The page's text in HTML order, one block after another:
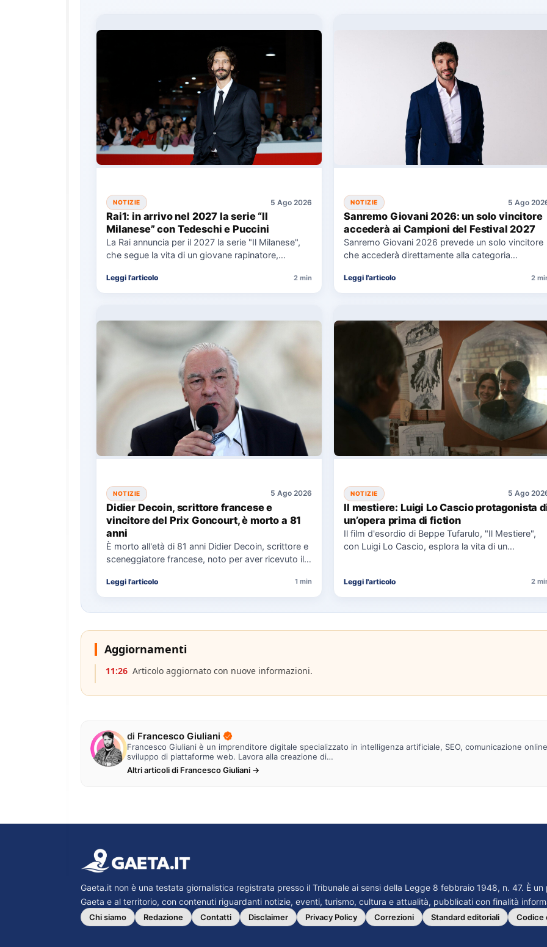
NOTIZIE 5 Ago 2026
Rai1: in arrivo nel 2027 la serie “Il
Milanese” con Tedeschi e Puccini
La Rai annuncia per il 2027 la serie "Il Milanese",
che segue la vita di un giovane rapinatore,…
Leggi l'articolo 2 min
NOTIZIE 5 Ago
Sanremo Giovani 2026: un solo vincitore
accederà ai Campioni del Festival 2027
Sanremo Giovani 2026 prevede un solo vincitore
che accederà direttamente alla categoria
Leggi l'articolo 2
NOTIZIE 5 Ago 2026
Didier Decoin, scrittore francese e
vincitore del Prix Goncourt, è morto a 81
anni
È morto all'età di 81 anni Didier Decoin, scrittore e
sceneggiatore francese, noto per aver ricevuto il
Leggi l'articolo 1 min
NOTIZIE 5 Ago
Il mestiere: Luigi Lo Cascio protagonista
un’opera prima di fiction
Il film d'esordio di Beppe Tufarulo, "Il Mestiere",
con Luigi Lo Cascio, esplora la vita di un
Leggi l'articolo 2
Aggiornamenti
11:26 Articolo aggiornato con nuove informazioni.
di Francesco Giuliani
Francesco Giuliani è un imprenditore digitale specializzato in intelligenza artificiale, SEO, comunicazione
sviluppo di piattaforme web. Lavora alla creazione di…
Altri articoli di Francesco Giuliani →
Gaeta.it non è una testata giornalistica registrata presso il Tribunale ai sensi della Legge 8 febbraio 1948, n. 47. È
Gaeta e al territorio, con contenuti riguardanti notizie, eventi, turismo, cultura e attualità, pubblicati con finalità
Chi siamo Redazione Contatti Disclaimer Privacy Policy Correzioni Standard editoriali Codice